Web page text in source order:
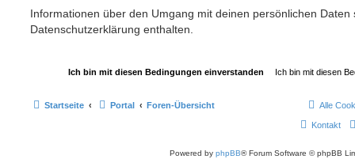
Informationen über den Umgang mit deinen persönlichen Daten
Datenschutzerklärung enthalten.
Startseite Portal Foren-Übersicht Alle
Kontakt
Powered by phpBB® Forum Software © phpBB